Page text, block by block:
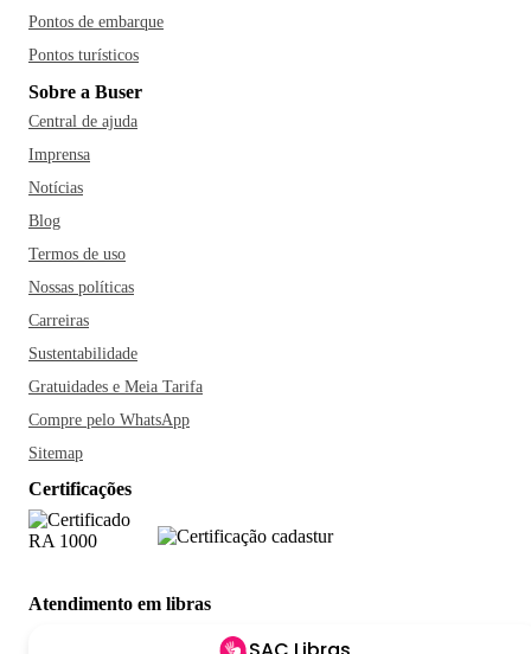
Pontos de embarque
Pontos turísticos
Sobre a Buser
Central de ajuda
Imprensa
Notícias
Blog
Termos de uso
Nossas políticas
Carreiras
Sustentabilidade
Gratuidades e Meia Tarifa
Compre pelo WhatsApp
Sitemap
Certificações
Atendimento em libras